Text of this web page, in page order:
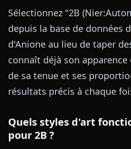
Sélectionnez "2B
depuis la base de données
d'Anione au lieu de taper
connaît déjà son
de sa tenue et ses
résultats précis à chaque
Quels styles d'art
pour 2B ?